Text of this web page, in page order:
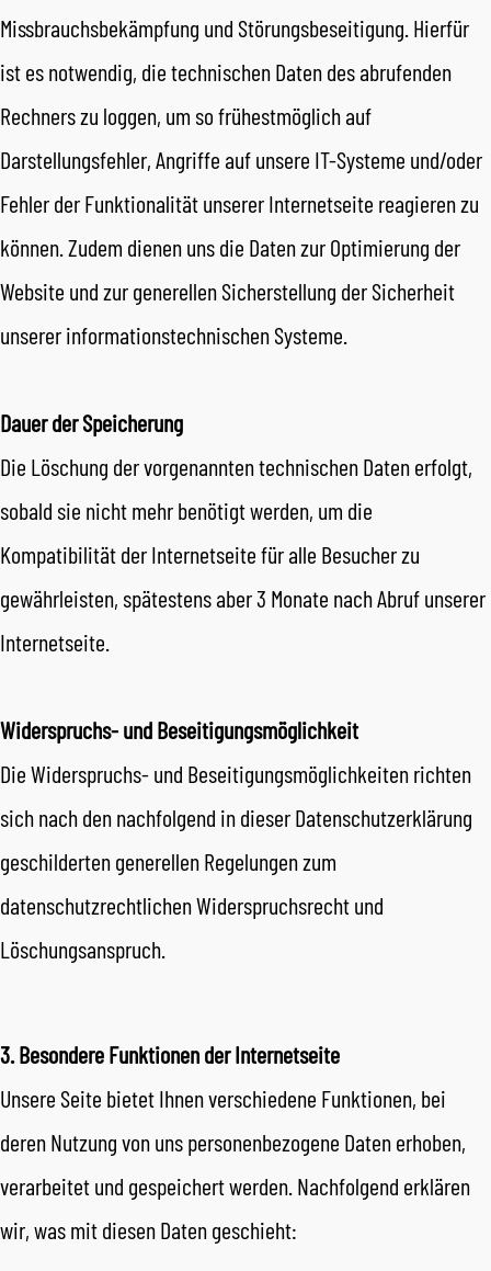
Missbrauchsbekämpfung und Störungsbeseitigung. Hierfür
ist es notwendig, die technischen Daten des abrufenden
Rechners zu loggen, um so frühestmöglich auf
Darstellungsfehler, Angriffe auf unsere IT-Systeme und/oder
Fehler der Funktionalität unserer Internetseite reagieren zu
können. Zudem dienen uns die Daten zur Optimierung der
Website und zur generellen Sicherstellung der Sicherheit
unserer informationstechnischen Systeme.
Dauer der Speicherung
Die Löschung der vorgenannten technischen Daten erfolgt,
sobald sie nicht mehr benötigt werden, um die
Kompatibilität der Internetseite für alle Besucher zu
gewährleisten, spätestens aber 3 Monate nach Abruf unserer
Internetseite.
Widerspruchs- und Beseitigungsmöglichkeit
Die Widerspruchs- und Beseitigungsmöglichkeiten richten
sich nach den nachfolgend in dieser Datenschutzerklärung
geschilderten generellen Regelungen zum
datenschutzrechtlichen Widerspruchsrecht und
Löschungsanspruch.
3. Besondere Funktionen der Internetseite
Unsere Seite bietet Ihnen verschiedene Funktionen, bei
deren Nutzung von uns personenbezogene Daten erhoben,
verarbeitet und gespeichert werden. Nachfolgend erklären
wir, was mit diesen Daten geschieht: